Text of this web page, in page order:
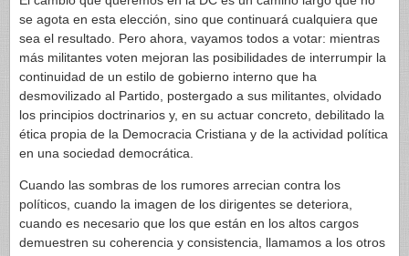
se agota en esta elección, sino que continuará cualquiera que
sea el resultado. Pero ahora, vayamos todos a votar: mientras
más militantes voten mejoran las posibilidades de interrumpir la
continuidad de un estilo de gobierno interno que ha
desmovilizado al Partido, postergado a sus militantes, olvidado
los principios doctrinarios y, en su actuar concreto, debilitado la
ética propia de la Democracia Cristiana y de la actividad política
en una sociedad democrática.
Cuando las sombras de los rumores arrecian contra los
políticos, cuando la imagen de los dirigentes se deteriora,
cuando es necesario que los que están en los altos cargos
demuestren su coherencia y consistencia, llamamos a los otros